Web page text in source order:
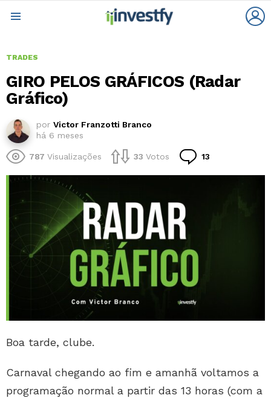
TRADES
GIRO PELOS GRÁFICOS (Radar
Gráfico)
por Victor Franzotti Branco
há 6 meses
787 Visualizações 33 Votos 13
Boa tarde, clube.
Carnaval chegando ao fim e amanhã voltamos a
programação normal a partir das 13 horas (com a